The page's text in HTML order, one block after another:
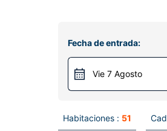
Fecha de entrada:
Vie 7 Agosto
Habitaciones : 51